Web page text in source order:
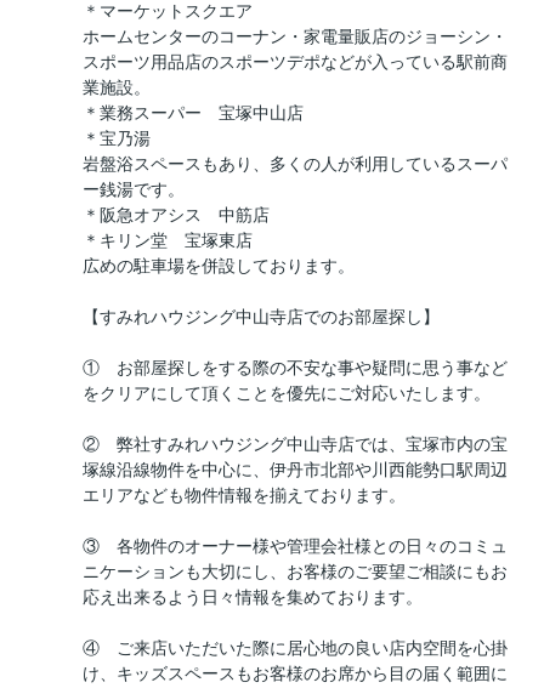
＊マーケットスクエア
ホームセンターのコーナン・家電量販店のジョーシン・
スポーツ用品店のスポーツデポなどが入っている駅前商
業施設。
＊業務スーパー 宝塚中山店
＊宝乃湯
岩盤浴スペースもあり、多くの人が利用しているスーパ
ー銭湯です。
＊阪急オアシス 中筋店
＊キリン堂 宝塚東店
広めの駐車場を併設しております。
【すみれハウジング中山寺店でのお部屋探し】
① お部屋探しをする際の不安な事や疑問に思う事など
をクリアにして頂くことを優先にご対応いたします。
② 弊社すみれハウジング中山寺店では、宝塚市内の宝
塚線沿線物件を中心に、伊丹市北部や川西能勢口駅周辺
エリアなども物件情報を揃えております。
③ 各物件のオーナー様や管理会社様との日々のコミュ
ニケーションも大切にし、お客様のご要望ご相談にもお
応え出来るよう日々情報を集めております。
④ ご来店いただいた際に居心地の良い店内空間を心掛
け、キッズスペースもお客様のお席から目の届く範囲に